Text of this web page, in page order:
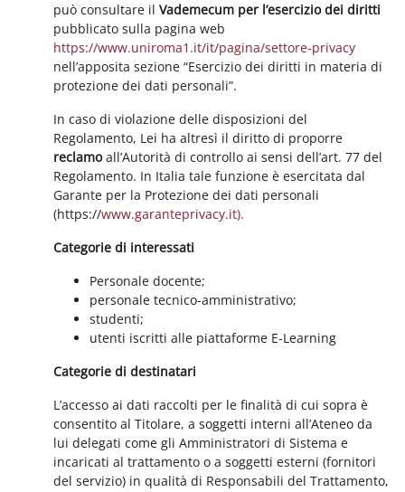
può consultare ilVademecum per l’esercizio dei diritti
pubblicato sulla pagina web
https://www.uniroma1.it/it/pagina/settore-privacy
nell’apposita sezione “Esercizio dei diritti in materia di
protezione dei dati personali”.
In caso di violazione delle disposizioni del
Regolamento, Lei ha altresì il diritto di proporre
reclamoall’Autorità di controllo ai sensi dell’art. 77 del
Regolamento. In Italia tale funzione è esercitata dal
Garante per la Protezione dei dati personali
(https://www.garanteprivacy.it).
Categorie di interessati
Personale docente;
personale tecnico-amministrativo;
studenti;
utenti iscritti alle piattaforme E-Learning
Categorie di destinatari
L’accesso ai dati raccolti per le finalità di cui sopra è
consentito al Titolare, a soggetti interni all’Ateneo da
lui delegati come gli Amministratori di Sistema e
incaricati al trattamento o a soggetti esterni (fornitori
del servizio) in qualità di Responsabili del Trattamento,